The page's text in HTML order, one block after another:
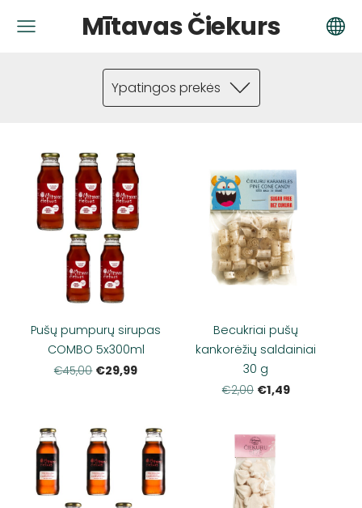
Mītavas Čiekurs
Ypatingos prekės
Pušų pumpurų sirupas
COMBO 5x300ml
€45,00 €29,99
Becukriai pušų
kankorėžių saldainiai
30 g
€2,00 €1,49